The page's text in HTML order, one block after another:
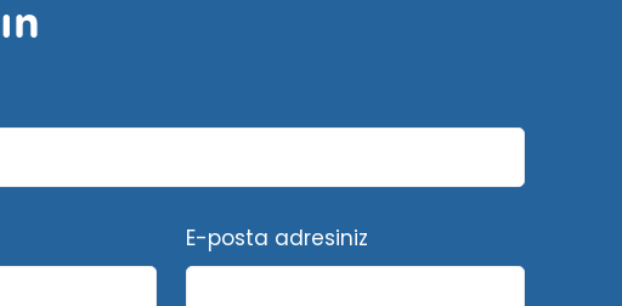
E-posta adresiniz